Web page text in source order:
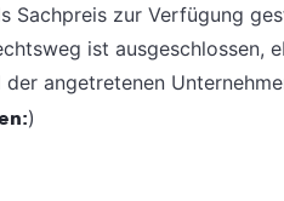
Sachpreis zur Verfügung
ist ausgeschlossen,
angetretenen
)